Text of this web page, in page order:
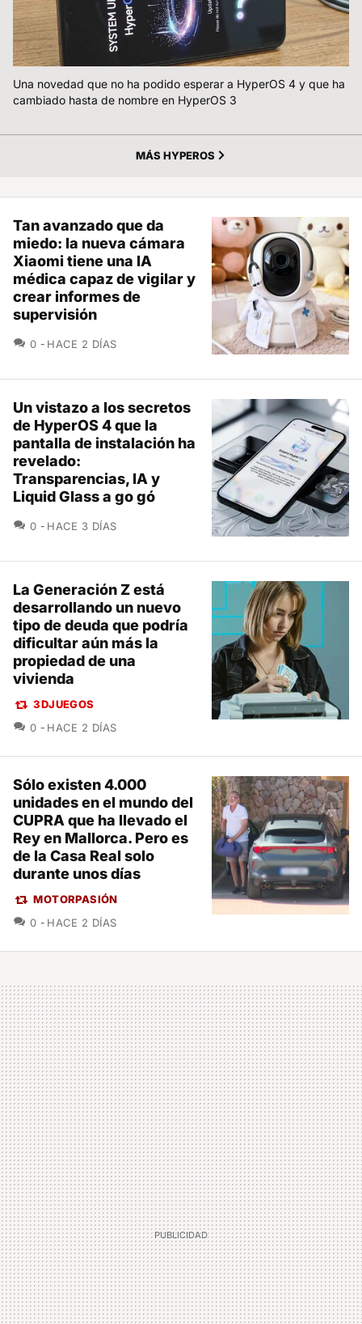
Una novedad que no ha podido esperar a HyperOS 4 y que ha
cambiado hasta de nombre en HyperOS 3
MÁS HYPEROS
Tan avanzado que da
miedo: la nueva cámara
Xiaomi tiene una IA
médica capaz de vigilar y
crear informes de
supervisión
0 COMENTARIOS
HACE 2 DÍAS
Un vistazo a los secretos
de HyperOS 4 que la
pantalla de instalación ha
revelado:
Transparencias, IA y
Liquid Glass a go gó
0 COMENTARIOS
HACE 3 DÍAS
La Generación Z está
desarrollando un nuevo
tipo de deuda que podría
dificultar aún más la
propiedad de una
vivienda
3DJUEGOS
0 COMENTARIOS
HACE 2 DÍAS
Sólo existen 4.000
unidades en el mundo del
CUPRA que ha llevado el
Rey en Mallorca. Pero es
de la Casa Real solo
durante unos días
MOTORPASIÓN
0 COMENTARIOS
HACE 2 DÍAS